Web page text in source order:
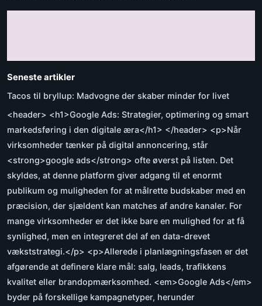
Seneste artikler
Tacos til bryllup: Madvogne der skaber minder for livet
<header> <h1>Google Ads: Strategier, optimering og smart
markedsføring i den digitale æra</h1> </header> <p>Når
virksomheder tænker på digital annoncering, står
<strong>google ads</strong> ofte øverst på listen. Det
skyldes, at denne platform giver adgang til et enormt
publikum og muligheden for at målrette budskaber med en
præcision, der sjældent kan matches af andre kanaler. For
mange virksomheder er det ikke bare en mulighed for at få
synlighed, men en integreret del af en data-drevet
vækststrategi.</p> <p>Allerede i planlægningsfasen er det
afgørende at definere klare mål: salg, leads, trafikkens
kvalitet eller brandopmærksomhed. <em>Google Ads</em>
byder på forskellige kampagnetyper, herunder